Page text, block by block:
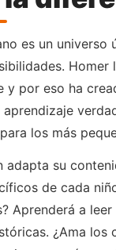
es un universo
Homer
y por eso ha
los más
adapta su
de cada
Aprenderá a
¿Ama los